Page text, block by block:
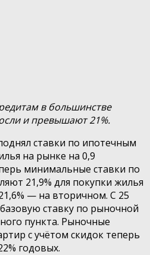
в большинстве
и превышают 21%.
ставки по ипотечным
на рынке на 0,9
минимальные ставки по
21,9% для покупки жилья
— на вторичном. С 25
ставку по рыночной
пункта. Рыночные
с учётом скидок теперь
годовых.